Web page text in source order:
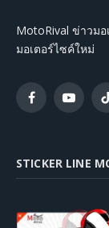
MotoRival ข่าวม
มอเตอร์ไซค์ใหม่
FacebookYouTube
STICKER LINE